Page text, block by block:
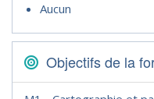
Aucun
Objectifs de la